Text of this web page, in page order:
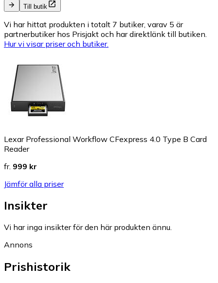
Till butik
Vi har hittat produkten i totalt 7 butiker, varav 5 är
partnerbutiker hos Prisjakt och har direktlänk till butiken.
Hur vi visar priser och butiker.
Lexar Professional Workflow CFexpress 4.0 Type B Card
Reader
fr. 999 kr
Jämför alla priser
Insikter
Vi har inga insikter för den här produkten ännu.
Annons
Prishistorik